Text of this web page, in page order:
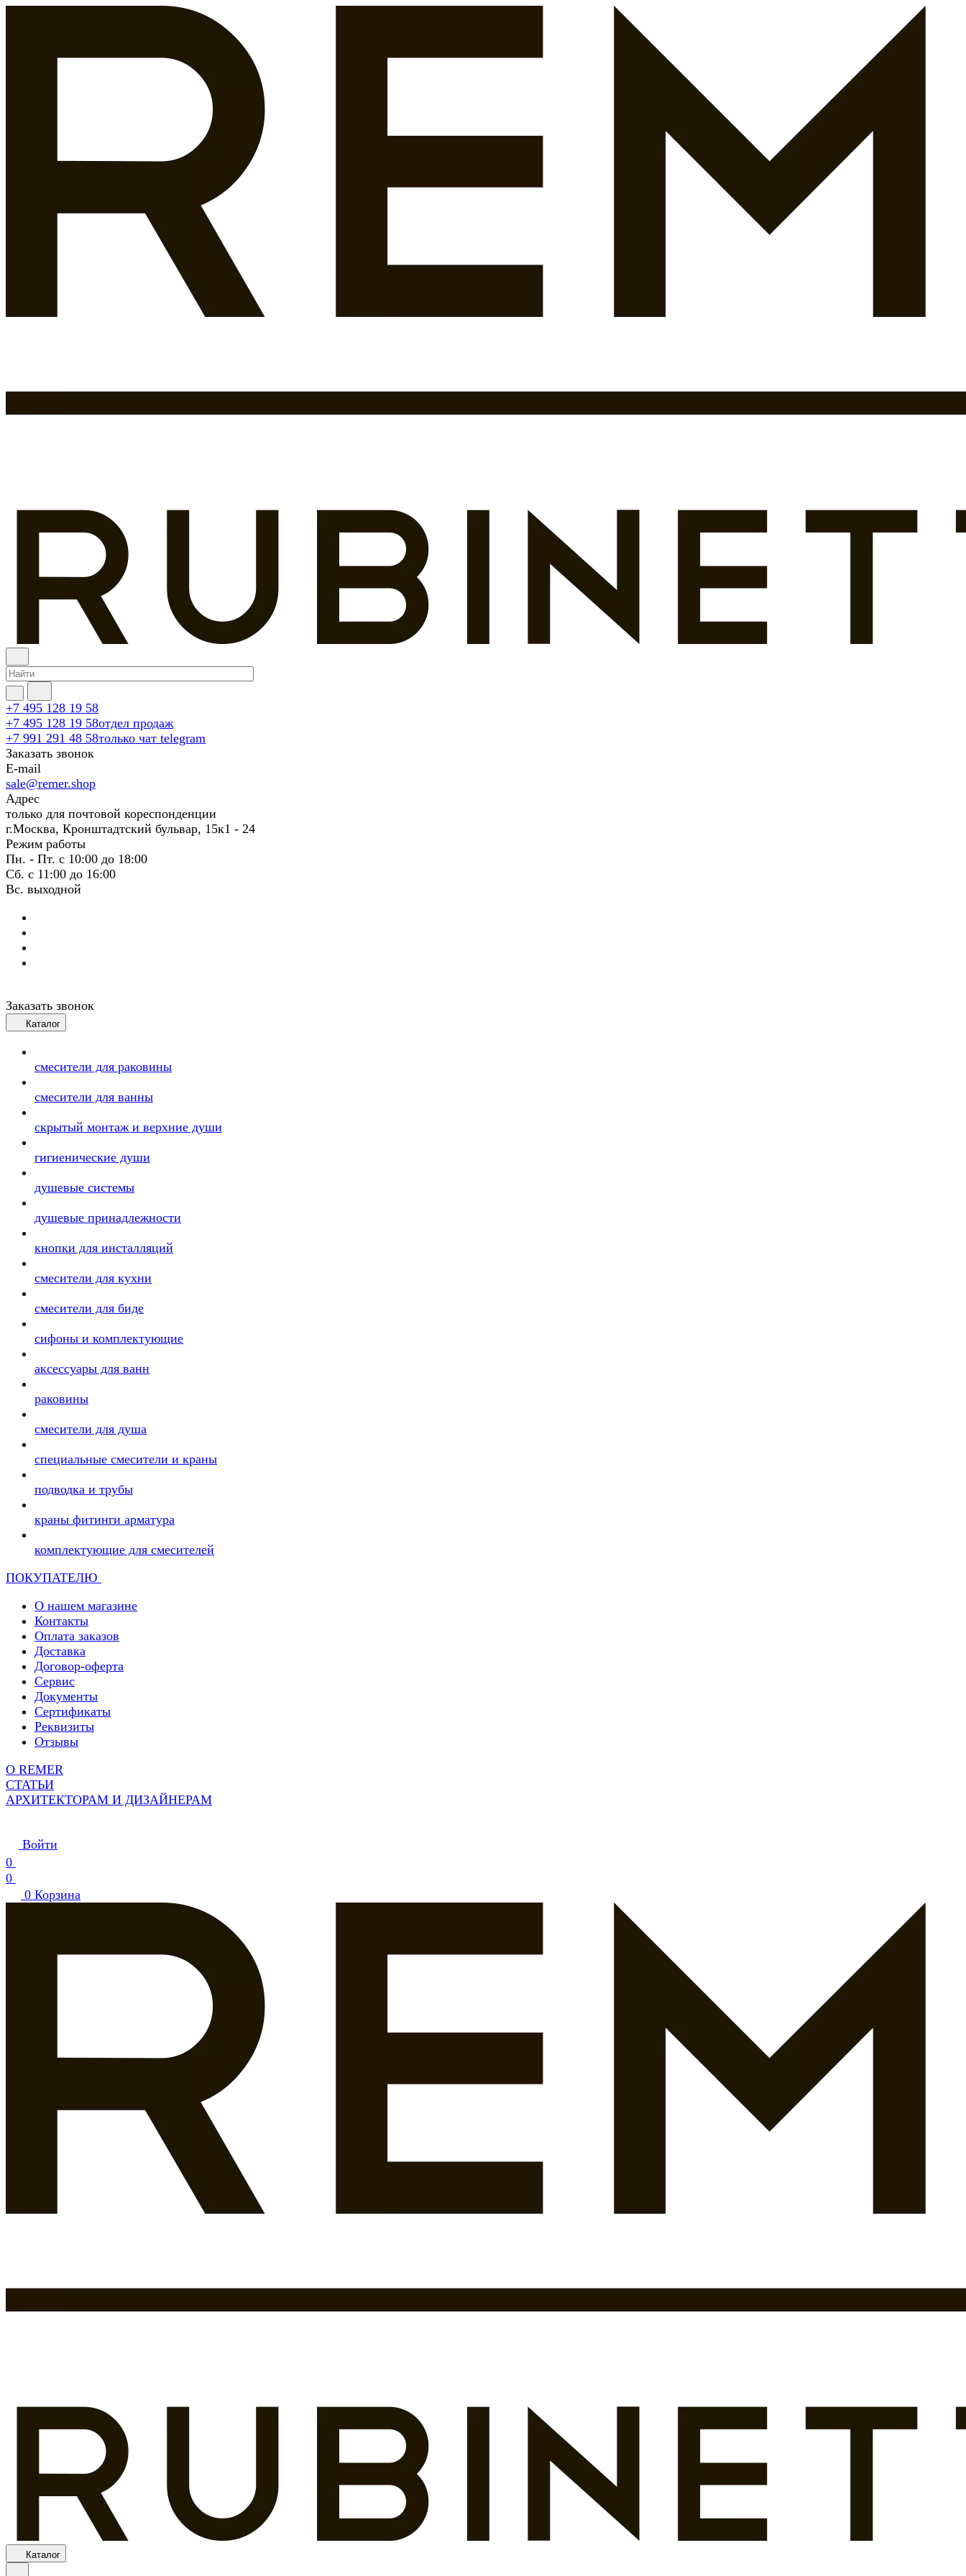
+7 495 128 19 58
+7 495 128 19 58отдел продаж
+7 991 291 48 58только чат telegram
Заказать звонок
E-mail
sale@remer.shop
Адрес
только для почтовой кореспонденции
г.Москва, Кронштадтский бульвар, 15к1 - 24
Режим работы
Пн. - Пт. с 10:00 до 18:00
Сб. с 11:00 до 16:00
Вс. выходной
Заказать звонок
Каталог
смесители для раковины
смесители для ванны
скрытый монтаж и верхние души
гигиенические души
душевые системы
душевые принадлежности
кнопки для инсталляций
смесители для кухни
смесители для биде
сифоны и комплектующие
аксессуары для ванн
раковины
смесители для душа
специальные смесители и краны
подводка и трубы
краны фитинги арматура
комплектующие для смесителей
ПОКУПАТЕЛЮ
О нашем магазине
Контакты
Оплата заказов
Доставка
Договор-оферта
Сервис
Документы
Сертификаты
Реквизиты
Отзывы
О REMER
СТАТЬИ
АРХИТЕКТОРАМ И ДИЗАЙНЕРАМ
Войти
0
0
0 Корзина
Каталог